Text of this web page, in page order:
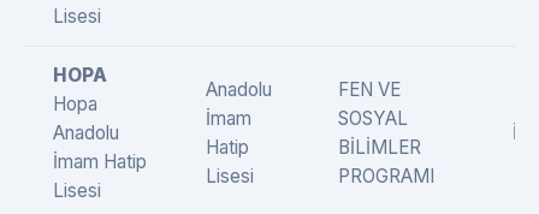
Lisesi
HOPA
Hopa
Anadolu
İmam Hatip
Lisesi
Anadolu
İmam
Hatip
Lisesi
FEN VE
SOSYAL
BİLİMLER
PROGRAMI